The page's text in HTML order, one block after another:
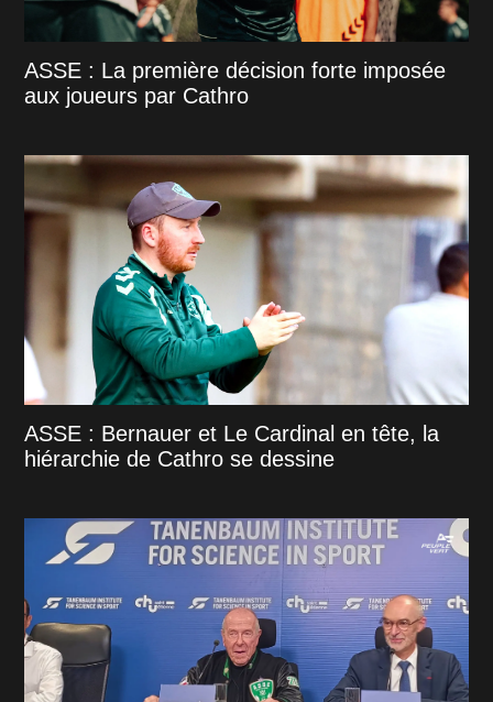
ASSE : La première décision forte imposée
aux joueurs par Cathro
ASSE : Bernauer et Le Cardinal en tête, la
hiérarchie de Cathro se dessine